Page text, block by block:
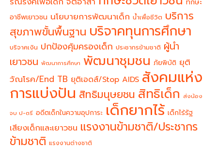
ทักษะ
อาชีพเยาวชน นโยบายการพัฒนาเด็ก น้ำเพื่อชีวิต บริการ
สุขภาพขั้นพื้นฐาน บริจาคทุนการศึกษา
บริจาคเงิน ปกป้องคุ้มครองเด็ก ประชากรข้ามชาติ ผู้นำ
เยาวชน พัฒนาการศึกษา พัฒนาชุมชน ภัยพิบัติ ยุติ
วัณโรค/End TB ยุติเอดส์/Stop AIDS สังคมแห่ง
การแบ่งปัน สิทธิมนุษยชน สิทธิเด็ก ส่งน้อง
จบ ป-ตรี อดีตเด็กในความอุปการะ เด็กยากไร้ เด็กไร้รัฐ
เสียงเด็กและเยาวชน แรงงานข้ามชาติ/ประชากร
ข้ามชาติ แรงงานต่างชาติ